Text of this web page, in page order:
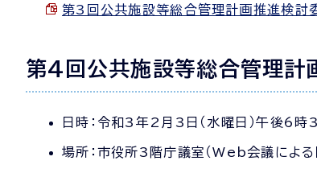
第3回公共施設等総合管理計画推進検
第4回公共施設等総合管理計
日時：令和3年2月3日（水曜日）午後6時
場所：市役所3階庁議室（Web会議による